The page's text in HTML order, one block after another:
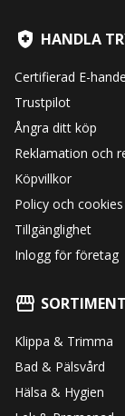
HANDLA
Certifierad E-
Trustpilot
Ångra ditt köp
Reklamation och
Köpvillkor
Policy och cookies
Tillgänglighet
Inlogg för företag
SORTIMENT
Klippa & Trimma
Bad & Pälsvård
Hälsa & Hygien